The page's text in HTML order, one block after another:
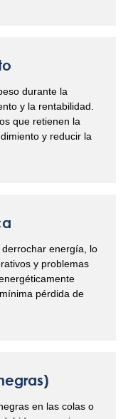
durante la
y la rentabilidad.
que retienen la
y reducir la
energía, lo
y problemas
pérdida de
en las colas o